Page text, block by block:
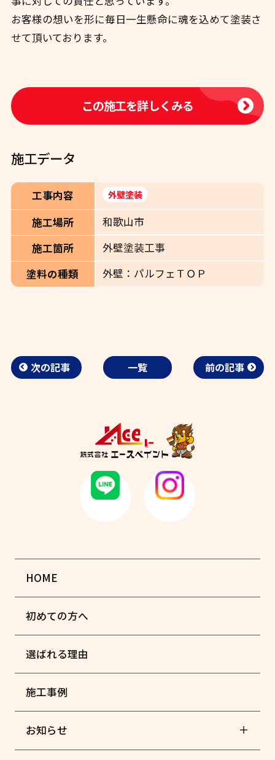
お客様の想いを形に毎日一生懸命に魂を込めて塗装さ
せて頂いております。
この施工を詳しくみる
施工データ
工事内容 外壁塗装
施工場所
和歌山市
施工箇所
外壁塗装工事
塗料の種類
外壁：パルフェＴＯＰ
次の記事 一覧 前の記事
HOME
初めての方へ
選ばれる理由
施工事例
お知らせ